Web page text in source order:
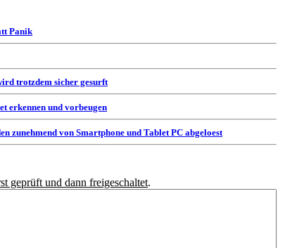
Panik
trotzdem sicher gesurft
erkennen und vorbeugen
zunehmend von Smartphone und Tablet PC abgeloest
geprüft und dann freigeschaltet.